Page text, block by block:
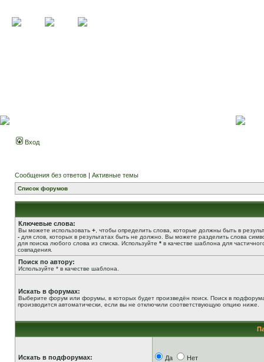
Вход
Сообщения без ответов | Активные темы
Список форумов
Ключевые слова:
Вы можете использовать + , чтобы определить слова, которые должны быть в
- для слов, которых в результатах быть не должно. Вы можете разделить слова
для поиска любого слова из списка. Используйте * в качестве шаблона для
совпадения.
Поиск по автору:
Используйте * в качестве шаблона.
Искать в форумах:
Выберите форум или форумы, в которых будет произведён поиск. Поиск в
производится автоматически, если вы не отключили соответствующую опцию ниже.
Искать в подфорумах: Да Нет